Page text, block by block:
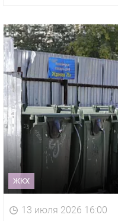
ЖКХ
13 июля 2026 16:00